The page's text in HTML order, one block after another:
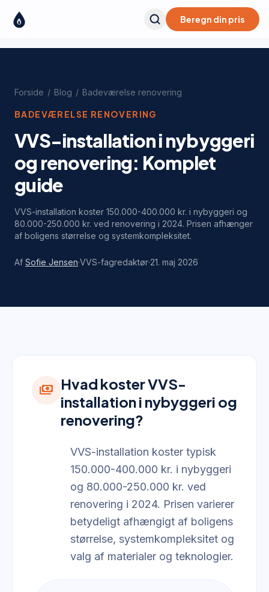
Beregn din pris
Forside / Blog / Badeværelse renovering
BADEVÆRELSE RENOVERING
VVS-installation i nybyggeri
og renovering: Komplet
guide
VVS-installation koster 150.000-400.000 kr. i nybyggeri og
80.000-250.000 kr. ved renovering i 2024. Prisen afhænger
af boligens størrelse og systemkompleksitet.
Af Sofie Jensen·VVS-fagredaktør·21. maj 2026
payments Hvad koster VVS-
installation i nybyggeri og
renovering?
VVS-installation koster typisk
150.000-400.000 kr. i nybyggeri
og 80.000-250.000 kr. ved
renovering i 2024. Prisen varierer
betydeligt afhængigt af boligens
størrelse, systemkompleksitet og
valg af materialer og teknologier.